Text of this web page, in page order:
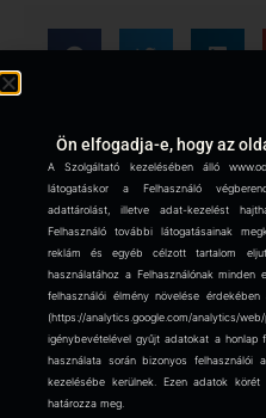
CIKKEK:
Manipulated
Behind AI-Based
Continue reading
How Can We
Security Risks?
Ön elfogadja-e, hogy az
A Szolgáltató kezelésében álló
látogatáskor a Felhasználó
adattárolást, illetve adat-kezelést
Felhasználó további látogatásainak
reklám és egyéb célzott tartalom
használatához a Felhasználónak minden
felhasználói élmény növelése
(https://analytics.google.com/analytics/
igénybevételével gyűjt adatokat a honlap
használata során bizonyos felhasználói
kezelésébe kerülnek. Ezen adatok
határozza meg.